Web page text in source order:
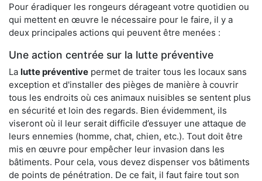
Pour éradiquer les rongeurs dérageant votre quotidien ou
qui mettent en œuvre le nécessaire pour le faire, il y a
deux principales actions qui peuvent être menées :
Une action centrée sur la lutte préventive
La lutte préventive permet de traiter tous les locaux sans
exception et d'installer des pièges de manière à couvrir
tous les endroits où ces animaux nuisibles se sentent plus
en sécurité et loin des regards. Bien évidemment, ils
viseront où il leur serait difficile d’essuyer une attaque de
leurs ennemies (homme, chat, chien, etc.). Tout doit être
mis en œuvre pour empêcher leur invasion dans les
bâtiments. Pour cela, vous devez dispenser vos bâtiments
de points de pénétration. De ce fait, il faut faire tout son